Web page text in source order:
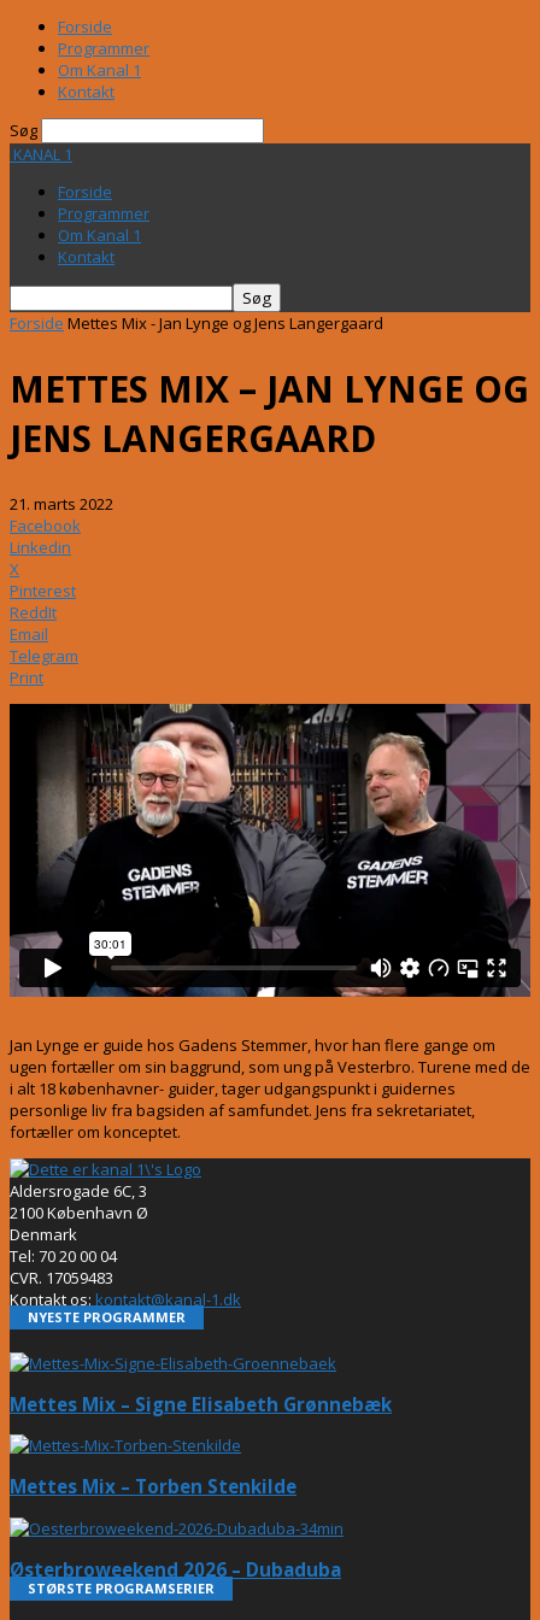
Forside
Programmer
Om Kanal 1
Kontakt
Søg
KANAL 1
Forside
Programmer
Om Kanal 1
Kontakt
Forside Mettes Mix - Jan Lynge og Jens Langergaard
METTES MIX – JAN LYNGE OG
JENS LANGERGAARD
21. marts 2022
Facebook
Linkedin
X
Pinterest
ReddIt
Email
Telegram
Print
Jan Lynge er guide hos Gadens Stemmer, hvor han flere gange om
ugen fortæller om sin baggrund, som ung på Vesterbro. Turene med de
i alt 18 københavner- guider, tager udgangspunkt i guidernes
personlige liv fra bagsiden af samfundet. Jens fra sekretariatet,
fortæller om konceptet.
Aldersrogade 6C, 3
2100 København Ø
Denmark
Tel: 70 20 00 04
CVR. 17059483
Kontakt os: kontakt@kanal-1.dk
NYESTE PROGRAMMER
Mettes Mix – Signe Elisabeth Grønnebæk
Mettes Mix – Torben Stenkilde
Østerbroweekend 2026 – Dubaduba
STØRSTE PROGRAMSERIER